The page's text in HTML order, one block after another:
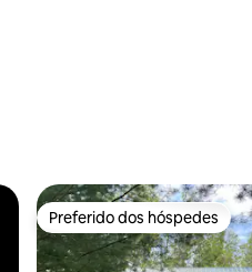
Preferido dos hóspedes
Preferido dos hóspedes